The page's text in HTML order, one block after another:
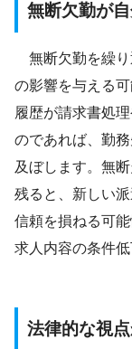
無断欠勤が
無断欠勤を繰り
の影響を与える
履歴が請求書処
のであれば、勤
及ぼします。無
残ると、新しい
信頼を損ねる可
求人内容の条件
法律的な視